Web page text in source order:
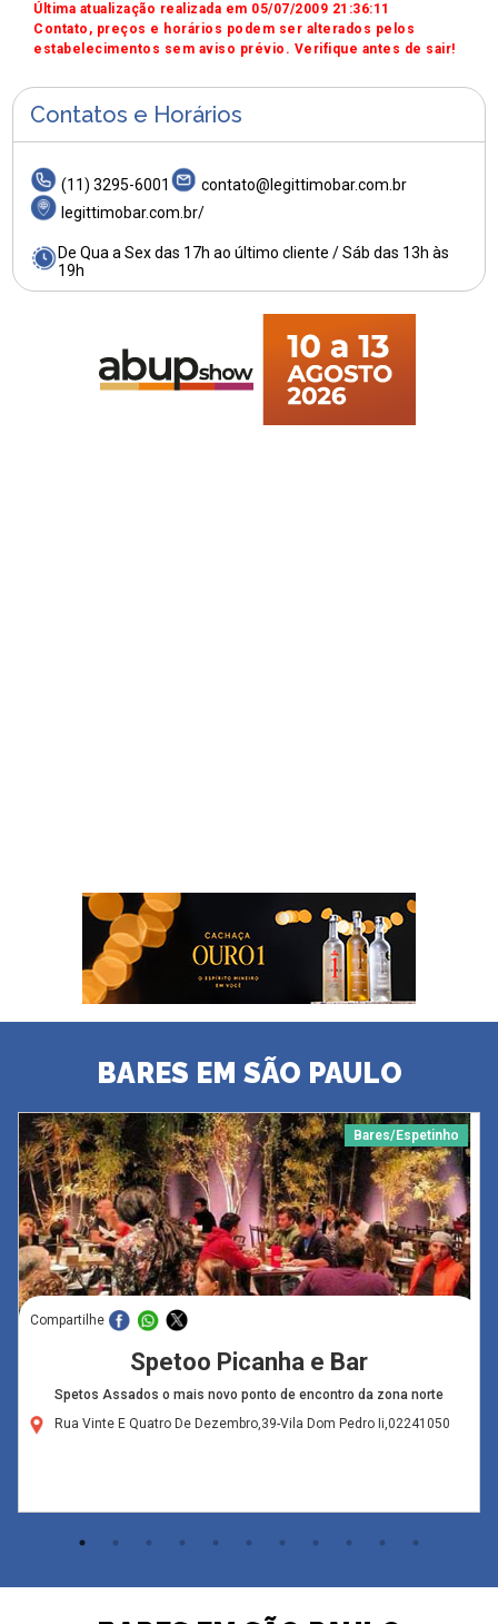
Última atualização realizada em 05/07/2009 21:36:11
Contato, preços e horários podem ser alterados pelos
estabelecimentos sem aviso prévio. Verifique antes de sair!
Contatos e Horários
(11) 3295-6001
contato@legittimobar.com.br
legittimobar.com.br/
De Qua a Sex das 17h ao último cliente / Sáb das 13h às
19h
BARES EM SÃO PAULO
Bares/Espetinho
Compartilhe
Spetoo Picanha e Bar
Spetos Assados o mais novo ponto de encontro da zona norte
Rua Vinte E Quatro De Dezembro,39-Vila Dom Pedro Ii,02241050